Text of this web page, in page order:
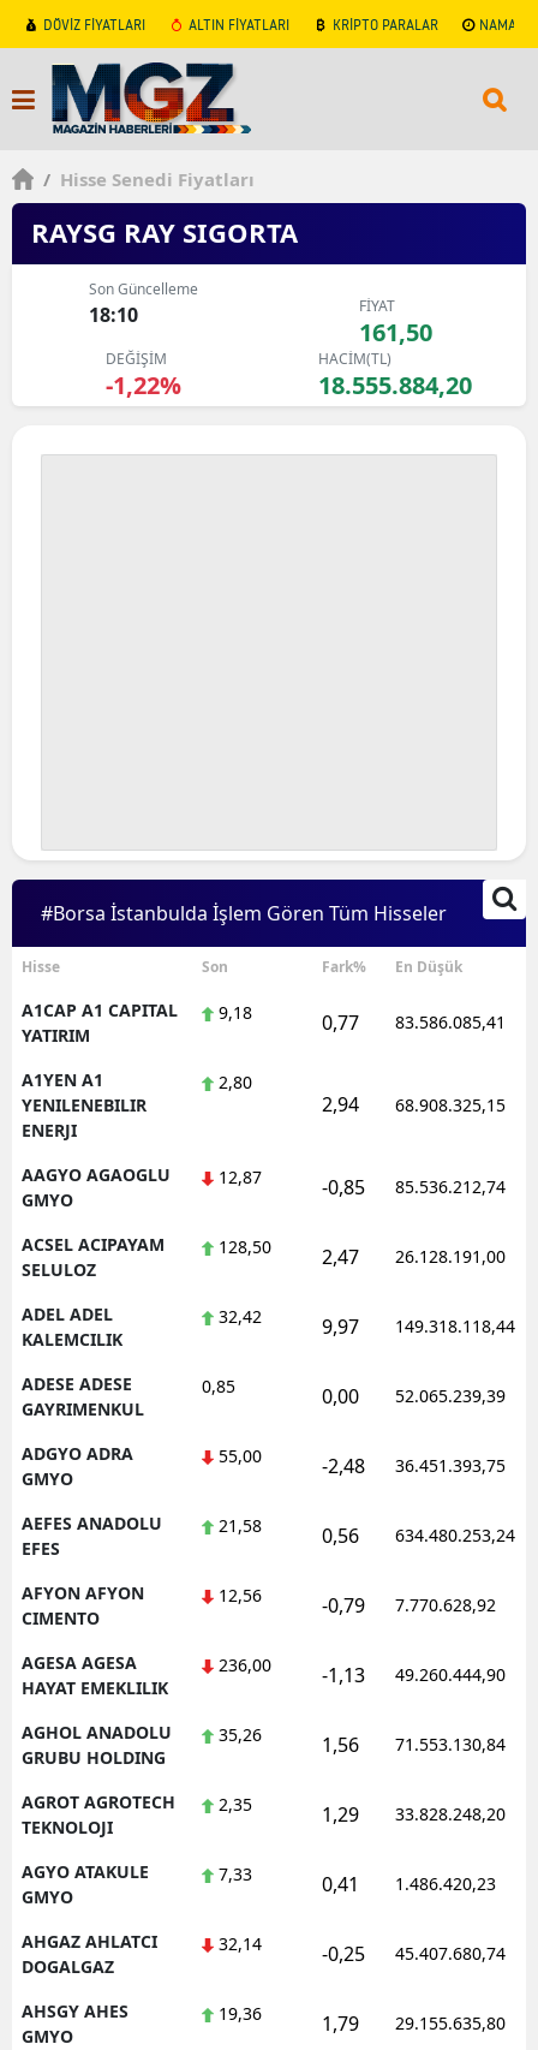
DÖVİZ FİYATLARI ALTIN FİYATLARI KRİPTO PARALAR NAMAZ
/ Hisse Senedi Fiyatları
RAYSG RAY SIGORTA
Son Güncelleme
18:10 FİYAT
161,50
DEĞİŞİM
-1,22%
HACİM(TL)
18.555.884,20
#Borsa İstanbulda İşlem Gören Tüm Hisseler
Hisse Son Fark% En Düşük
A1CAP A1 CAPITAL
YATIRIM
9,18 0,77 83.586.085,41
A1YEN A1
YENILENEBILIR
ENERJI
2,80
2,94 68.908.325,15
AAGYO AGAOGLU
GMYO
12,87 -0,85 85.536.212,74
ACSEL ACIPAYAM
SELULOZ
128,50 2,47 26.128.191,00
ADEL ADEL
KALEMCILIK
32,42 9,97 149.318.118,44
ADESE ADESE
GAYRIMENKUL
0,85 0,00 52.065.239,39
ADGYO ADRA
GMYO
55,00 -2,48 36.451.393,75
AEFES ANADOLU
EFES
21,58 0,56 634.480.253,24
AFYON AFYON
CIMENTO
12,56 -0,79 7.770.628,92
AGESA AGESA
HAYAT EMEKLILIK
236,00 -1,13 49.260.444,90
AGHOL ANADOLU
GRUBU HOLDING
35,26 1,56 71.553.130,84
AGROT AGROTECH
TEKNOLOJI
2,35 1,29 33.828.248,20
AGYO ATAKULE
GMYO
7,33 0,41 1.486.420,23
AHGAZ AHLATCI
DOGALGAZ
32,14 -0,25 45.407.680,74
AHSGY AHES
GMYO
19,36 1,79 29.155.635,80